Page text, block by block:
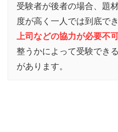
受験者が後者の場合、題
度が高く一人では到底でき
上司などの協力が必要不
整うかによって受験でき
があります。